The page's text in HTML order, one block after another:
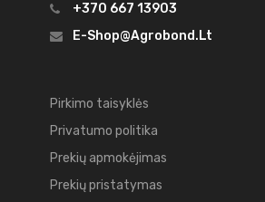
+370 667 13903
E-Shop@agrobond.lt
Pirkimo taisyklės
Privatumo politika
Prekių apmokėjimas
Prekių pristatymas